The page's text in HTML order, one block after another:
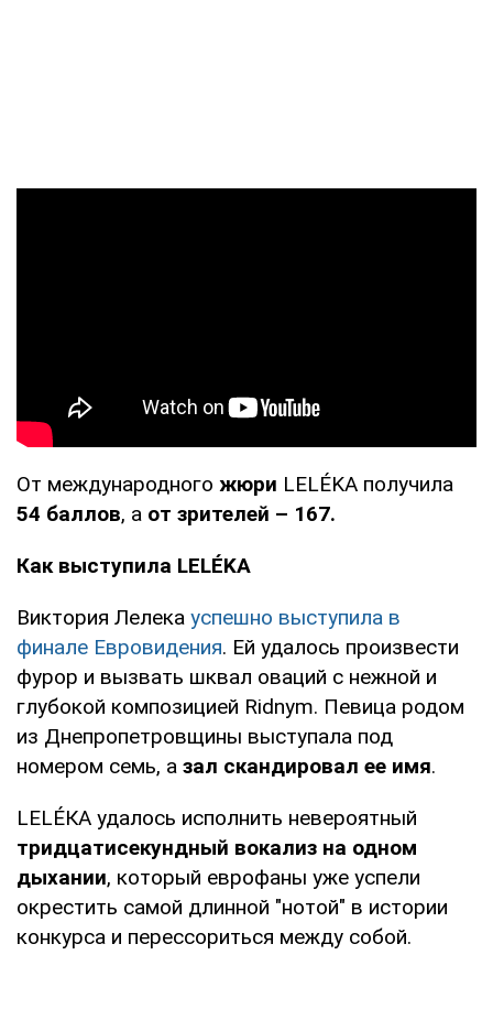
От международного жюри LELÉKA получила
54 баллов, а от зрителей – 167.
Как выступила LELÉKA
Виктория Лелека успешно выступила в
финале Евровидения. Ей удалось произвести
фурор и вызвать шквал оваций с нежной и
глубокой композицией Ridnym. Певица родом
из Днепропетровщины выступала под
номером семь, а зал скандировал ее имя.
LELÉКА удалось исполнить невероятный
тридцатисекундный вокализ на одном
дыхании, который еврофаны уже успели
окрестить самой длинной "нотой" в истории
конкурса и перессориться между собой.